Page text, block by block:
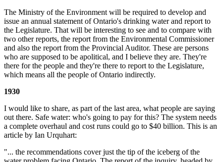
The Ministry of the Environment will be required to develop and
issue an annual statement of Ontario's drinking water and report to
the Legislature. That will be interesting to see and to compare with
two other reports, the report from the Environmental Commissioner
and also the report from the Provincial Auditor. These are persons
who are supposed to be apolitical, and I believe they are. They're
there for the people and they're there to report to the Legislature,
which means all the people of Ontario indirectly.
1930
I would like to share, as part of the last area, what people are saying
out there. Safe water: who's going to pay for this? The system needs
a complete overhaul and cost runs could go to $40 billion. This is an
article by Ian Urquhart:
"... the recommendations cover just the tip of the iceberg of the